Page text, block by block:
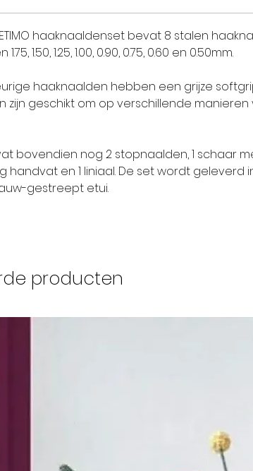
haaknaaldenset bevat 8 stalen
1.50, 1.25, 1.00, 0.90, 0.75, 0.60 en 0.50mm.
haaknaalden hebben een grijze
zijn geschikt om op verschillende manieren
bovendien nog 2 stopnaalden, 1 schaar
handvat en 1 liniaal. De set wordt geleverd
gestreept etui.
producten